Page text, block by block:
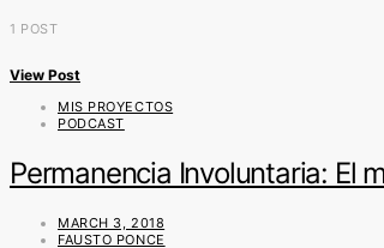
1 POST
View Post
MIS PROYECTOS
PODCAST
Permanencia Involuntaria: El
MARCH 3, 2018
FAUSTO PONCE